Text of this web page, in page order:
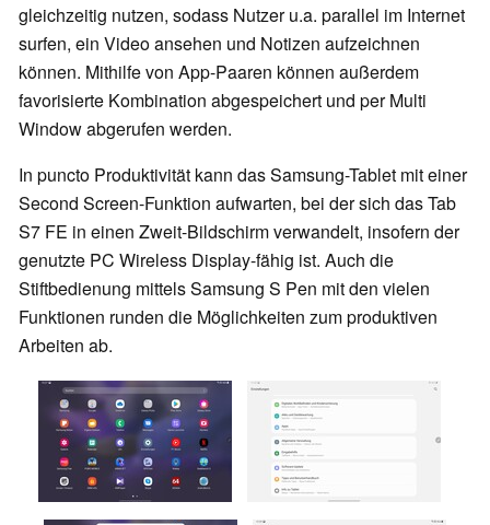
gleichzeitig nutzen, sodass Nutzer u.a. parallel im Internet
surfen, ein Video ansehen und Notizen aufzeichnen
können. Mithilfe von App-Paaren können außerdem
favorisierte Kombination abgespeichert und per Multi
Window abgerufen werden.
In puncto Produktivität kann das Samsung-Tablet mit einer
Second Screen-Funktion aufwarten, bei der sich das Tab
S7 FE in einen Zweit-Bildschirm verwandelt, insofern der
genutzte PC Wireless Display-fähig ist. Auch die
Stiftbedienung mittels Samsung S Pen mit den vielen
Funktionen runden die Möglichkeiten zum produktiven
Arbeiten ab.